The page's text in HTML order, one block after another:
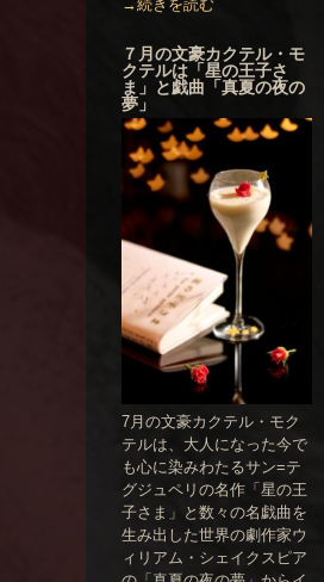
→続きを読む
７月の文豪カクテル・モ
クテルは「星の王子さ
ま」と戯曲「真夏の夜の
夢」
7月の文豪カクテル・モク
テルは、大人になった今で
も心に染みわたるサン=テ
グジュペリの名作「星の王
子さま」と数々の名戯曲を
生み出した世界の劇作家ウ
ィリアム・シェイクスピア